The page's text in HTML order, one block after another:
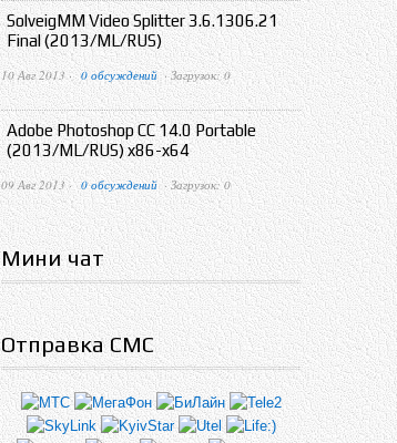
SolveigMM Video Splitter 3.6.1306.21
Final (2013/ML/RUS)
10 Авг 2013 · 0 обсуждений · Загрузок: 0
Adobe Photoshop CC 14.0 Portable
(2013/ML/RUS) x86-x64
09 Авг 2013 · 0 обсуждений · Загрузок: 0
Мини чат
Отправка СМС